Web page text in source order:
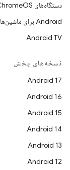
دستگاه‌های ChromeOS
Android برای ماشین‌ها
Android TV
نسخه‌های پخش
Android 17
Android 16
Android 15
Android 14
Android 13
Android 12